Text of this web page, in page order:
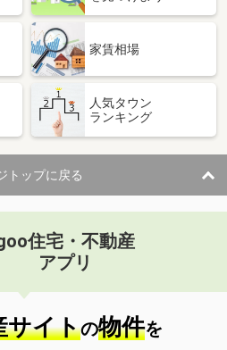
家賃相場
人気タウン
ランキング
トップに戻る
住宅・不動産
アプリ
サイトの物件を